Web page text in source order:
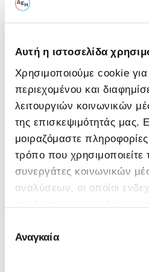
Αυτή η ιστοσελίδα
Χρησιμοποιούμε cookie για
περιεχομένου και
λειτουργιών κοινωνικών
της επισκεψιμότητάς μας.
μοιραζόμαστε
τρόπο που χρησιμοποιείτε
συνεργάτες κοινωνικών
αναλύσεων, οι οποίοι
συνδυάσουν με άλλες
σε σχέση με την από
συγκατάθεσης
Αναγκαία
Ημερομηνία (μέρα/μήνας/
Στοιχεία
Καλέστε μας για πληροφορίες
προτάσεων σας:
Πληροφορίες: Δ.
Υποβολή: ΔΠΕΚΕ
Ο διαγωνισμός είναι
υποβολή